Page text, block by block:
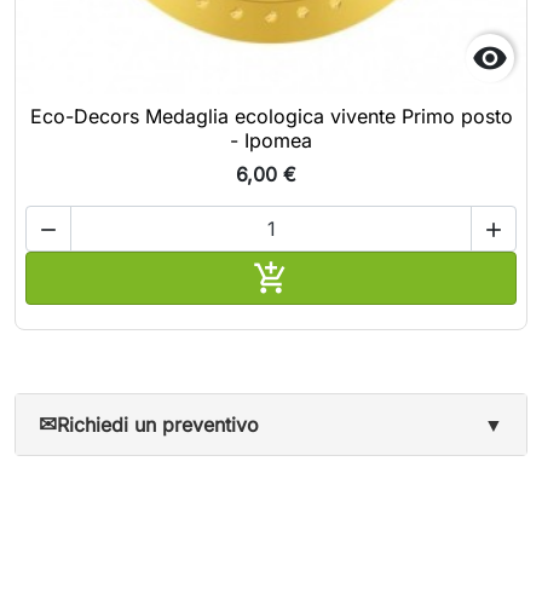

Eco-Decors Medaglia ecologica vivente Primo posto
- Ipomea
6,00 €
 

✉Richiedi un preventivo ▼